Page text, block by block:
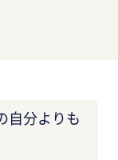
自分よりも